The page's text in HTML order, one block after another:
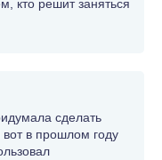
кто решит заняться
сделать
в прошлом году